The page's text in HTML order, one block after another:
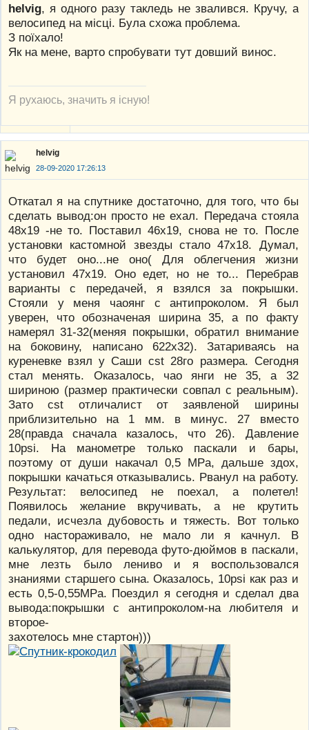
helvig, я одного разу такледь не звалився. Кручу, а
велосипед на місці. Була схожа проблема.
З поїхало!
Як на мене, варто спробувати тут довший винос.
Я рухаюсь, значить я існую!
helvig
28-09-2020 17:26:13
Откатал я на спутнике достаточно, для того, что бы
сделать вывод:он просто не ехал. Передача стояла
48х19 -не то. Поставил 46х19, снова не то. После
установки кастомной звезды стало 47х18. Думал,
что будет оно...не оно( Для облегчения жизни
установил 47х19. Оно едет, но не то... Перебрав
варианты с передачей, я взялся за покрышки.
Стояли у меня чаоянг с антипроколом. Я был
уверен, что обозначеная ширина 35, а по факту
намерял 31-32(меняя покрышки, обратил внимание
на боковину, написано 622х32). Затариваясь на
куреневке взял у Саши сst 28го размера. Сегодня
стал менять. Оказалось, чао янги не 35, а 32
шириною (размер практически совпал с реальным).
Зато cst отличалист от заявленой ширины
приблизительно на 1 мм. в минус. 27 вместо
28(правда сначала казалось, что 26). Давление
10psi. На манометре только паскали и бары,
поэтому от души накачал 0,5 MPa, дальше здох,
покрышки качаться отказывались. Рванул на работу.
Результат: велосипед не поехал, а полетел!
Появилось желание вкручивать, а не крутить
педали, исчезла дубовость и тяжесть. Вот только
одно настораживало, не мало ли я качнул. В
калькулятор, для перевода футо-дюймов в паскали,
мне лезть было лениво и я воспользовался
знаниями старшего сына. Оказалось, 10psi как раз и
есть 0,5-0,55MPa. Поездил я сегодня и сделал два
вывода:покрышки с антипроколом-на любителя и
второе-
захотелось мне стартон)))